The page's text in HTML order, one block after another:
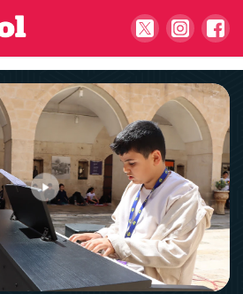
olan herkesi ilgilendiriyor!
dikkat